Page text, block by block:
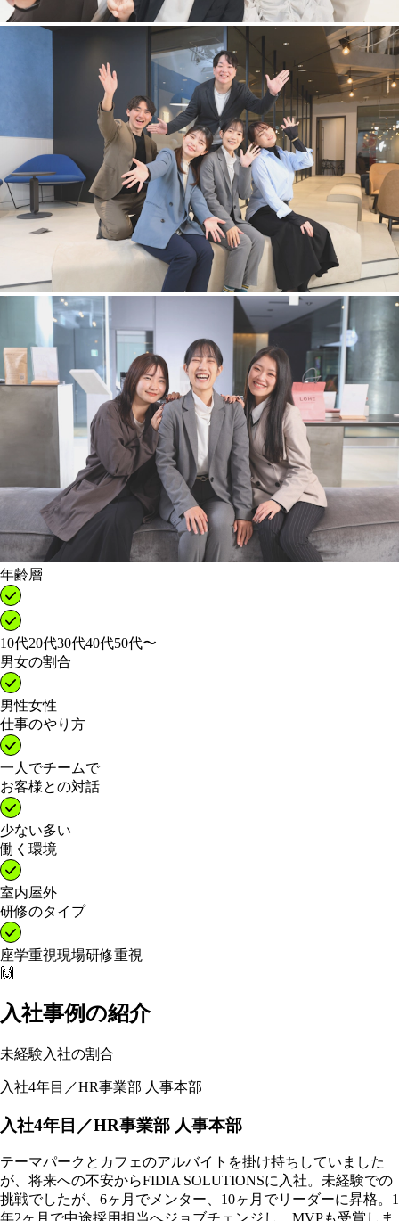
年齢層
10代20代30代40代50代〜
男女の割合
男性女性
仕事のやり方
一人でチームで
お客様との対話
少ない多い
働く環境
室内屋外
研修のタイプ
座学重視現場研修重視
🙌
入社事例の紹介
未経験入社の割合
入社4年目／HR事業部 人事本部
入社4年目／HR事業部 人事本部
テーマパークとカフェのアルバイトを掛け持ちしていました
が、将来への不安からFIDIA SOLUTIONSに入社。未経験での
挑戦でしたが、6ヶ月でメンター、10ヶ月でリーダーに昇格。1